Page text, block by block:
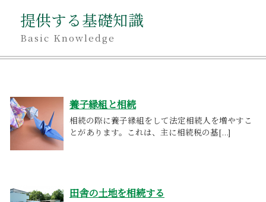
提供する基礎知識
Basic Knowledge
養子縁組と相続
相続の際に養子縁組をして法定相続人を増やすこ
とがあります。これは、主に相続税の基[...]
田舎の土地を相続する